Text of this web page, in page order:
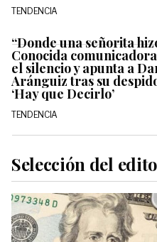
TENDENCIA
“Donde una señorita
Conocida
el silencio y apunta a
Aránguiz tras su
‘Hay que Decirlo’
TENDENCIA
Selección del